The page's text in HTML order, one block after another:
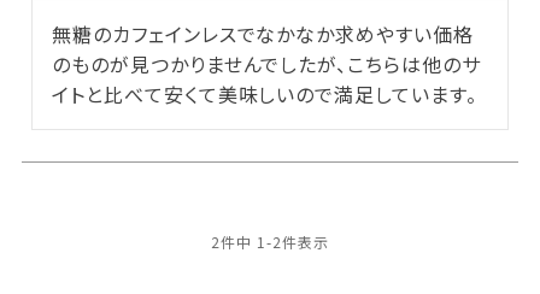
無糖のカフェインレスでなかなか求めやすい価格
のものが見つかりませんでしたが、こちらは他のサ
イトと比べて安くて美味しいので満足しています。
2件中 1-2件表示